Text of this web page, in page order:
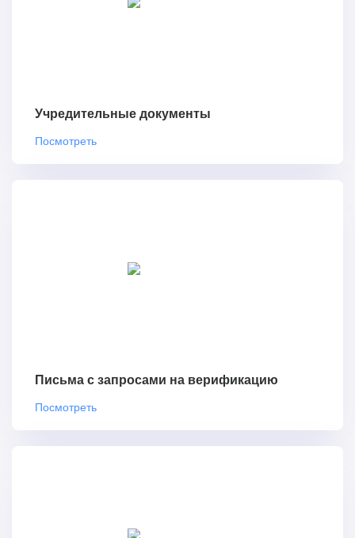
Учредительные документы
Посмотреть
Письма с запросами на верификацию
Посмотреть